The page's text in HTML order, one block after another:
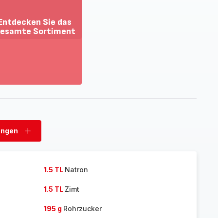
Sie das
Sortiment
Ladungen
1.5 TL Natron
1.5 TL Zimt
195 g Rohrzucker